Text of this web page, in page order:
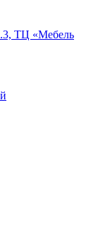
ТЦ «Мебель